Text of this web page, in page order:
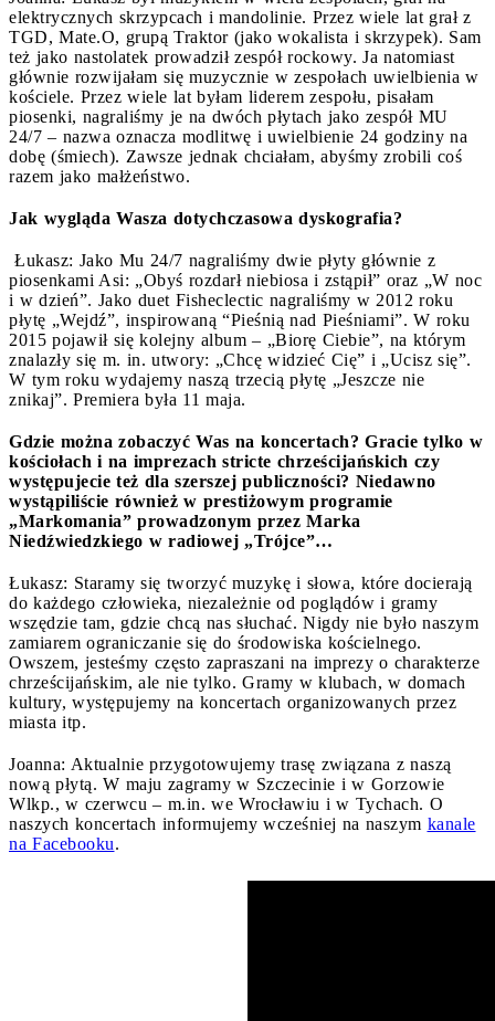
elektrycznych skrzypcach i mandolinie. Przez wiele lat grał z
TGD, Mate.O, grupą Traktor (jako wokalista i skrzypek). Sam
też jako nastolatek prowadził zespół rockowy. Ja natomiast
głównie rozwijałam się muzycznie w zespołach uwielbienia w
kościele. Przez wiele lat byłam liderem zespołu, pisałam
piosenki, nagraliśmy je na dwóch płytach jako zespół MU
24/7 – nazwa oznacza modlitwę i uwielbienie 24 godziny na
dobę (śmiech). Zawsze jednak chciałam, abyśmy zrobili coś
razem jako małżeństwo.
Jak wygląda Wasza dotychczasowa dyskografia?
Łukasz: Jako Mu 24/7 nagraliśmy dwie płyty głównie z
piosenkami Asi: „Obyś rozdarł niebiosa i zstąpił” oraz „W noc
i w dzień”. Jako duet Fisheclectic nagraliśmy w 2012 roku
płytę „Wejdź”, inspirowaną “Pieśnią nad Pieśniami”. W roku
2015 pojawił się kolejny album – „Biorę Ciebie”, na którym
znalazły się m. in. utwory: „Chcę widzieć Cię” i „Ucisz się”.
W tym roku wydajemy naszą trzecią płytę „Jeszcze nie
znikaj”. Premiera była 11 maja.
Gdzie można zobaczyć Was na koncertach? Gracie tylko w
kościołach i na imprezach stricte chrześcijańskich czy
występujecie też dla szerszej publiczności? Niedawno
wystąpiliście również w prestiżowym programie
„Markomania” prowadzonym przez Marka
Niedźwiedzkiego w radiowej „Trójce”…
Łukasz: Staramy się tworzyć muzykę i słowa, które docierają
do każdego człowieka, niezależnie od poglądów i gramy
wszędzie tam, gdzie chcą nas słuchać. Nigdy nie było naszym
zamiarem ograniczanie się do środowiska kościelnego.
Owszem, jesteśmy często zapraszani na imprezy o charakterze
chrześcijańskim, ale nie tylko. Gramy w klubach, w domach
kultury, występujemy na koncertach organizowanych przez
miasta itp.
Joanna: Aktualnie przygotowujemy trasę związana z naszą
nową płytą. W maju zagramy w Szczecinie i w Gorzowie
Wlkp., w czerwcu – m.in. we Wrocławiu i w Tychach. O
naszych koncertach informujemy wcześniej na naszym kanale
na Facebooku.